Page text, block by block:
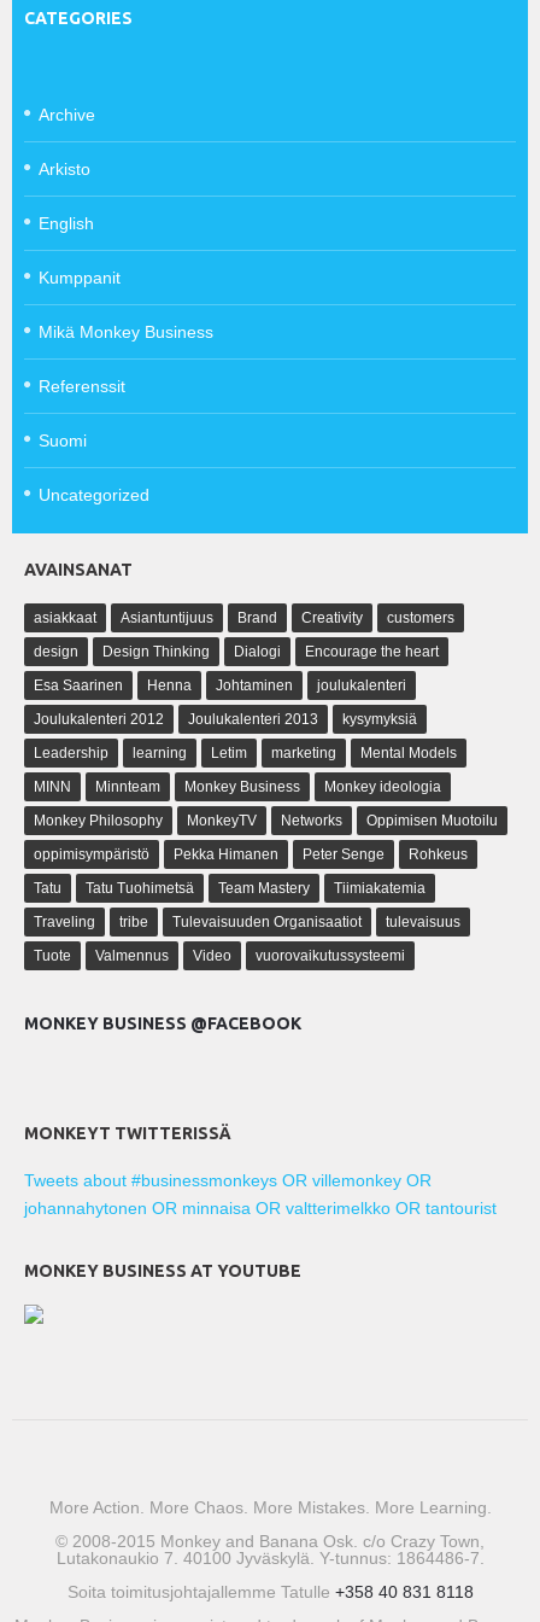
CATEGORIES
Archive
Arkisto
English
Kumppanit
Mikä Monkey Business
Referenssit
Suomi
Uncategorized
AVAINSANAT
asiakkaat Asiantuntijuus Brand Creativity
customers
design
Design Thinking Dialogi
Encourage the heart
Esa Saarinen
Henna Johtaminen
joulukalenteri
Joulukalenteri 2012
Joulukalenteri 2013
kysymyksiä
Leadership
learning Letim marketing
Mental Models
MINN
Minnteam Monkey Business
Monkey ideologia
Monkey Philosophy
MonkeyTV Networks
Oppimisen Muotoilu
oppimisympäristö
Pekka Himanen Peter Senge
Rohkeus
Tatu
Tatu Tuohimetsä Team Mastery
Tiimiakatemia
Traveling
tribe Tulevaisuuden Organisaatiot
tulevaisuus
Tuote
Valmennus Video vuorovaikutussysteemi
MONKEY BUSINESS @FACEBOOK
MONKEYT TWITTERISSÄ
Tweets about #businessmonkeys OR villemonkey OR
johannahytonen OR minnaisa OR valtterimelkko OR tantourist
MONKEY BUSINESS AT YOUTUBE
More Action. More Chaos. More Mistakes. More Learning.
© 2008-2015 Monkey and Banana Osk. c/o Crazy Town,
Lutakonaukio 7. 40100 Jyväskylä. Y-tunnus: 1864486-7.
Soita toimitusjohtajallemme Tatulle +358 40 831 8118